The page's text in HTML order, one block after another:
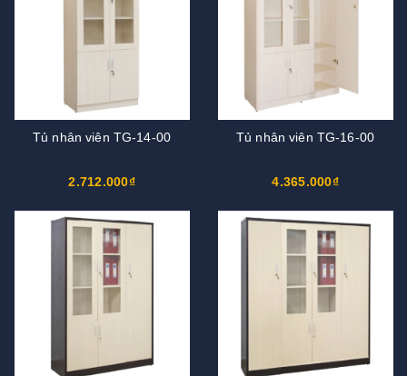
Tủ nhân viên TG-14-00
2.712.000₫
Tủ nhân viên TG-16-00
4.365.000₫